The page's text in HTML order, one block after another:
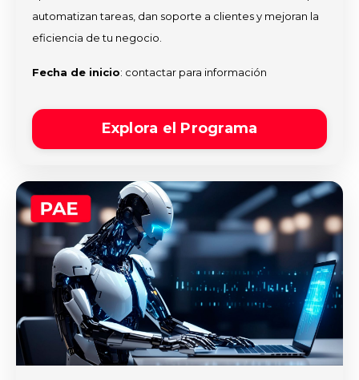
automatizan tareas, dan soporte a clientes y mejoran la
eficiencia de tu negocio.
Fecha de inicio: contactar para información
Explora el Programa